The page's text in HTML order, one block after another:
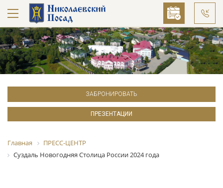
ЗАБРОНИРОВАТЬ
ПРЕЗЕНТАЦИИ
Главная
ПРЕСС-ЦЕНТР
Суздаль Новогодняя Столица России 2024 года